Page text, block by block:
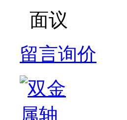
面议
留言询价